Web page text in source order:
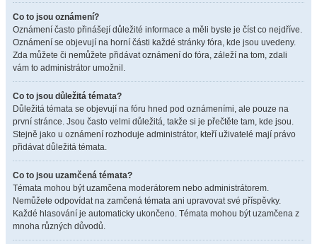
Co to jsou oznámení?
Oznámení často přinášejí důležité informace a měli byste je číst co nejdříve.
Oznámení se objevují na horní části každé stránky fóra, kde jsou uvedeny.
Zda můžete či nemůžete přidávat oznámení do fóra, záleží na tom, zdali
vám to administrátor umožnil.
Co to jsou důležitá témata?
Důležitá témata se objevují na fóru hned pod oznámeními, ale pouze na
první stránce. Jsou často velmi důležitá, takže si je přečtěte tam, kde jsou.
Stejně jako u oznámení rozhoduje administrátor, kteří uživatelé mají právo
přidávat důležitá témata.
Co to jsou uzamčená témata?
Témata mohou být uzamčena moderátorem nebo administrátorem.
Nemůžete odpovídat na zamčená témata ani upravovat své příspěvky.
Každé hlasování je automaticky ukončeno. Témata mohou být uzamčena z
mnoha různých důvodů.